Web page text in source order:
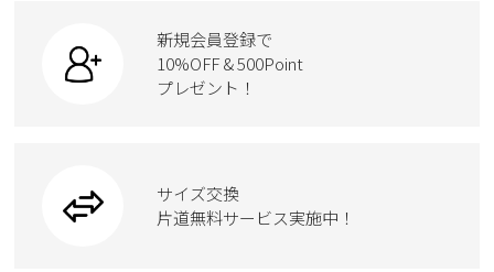
カジュアルシューズ
ワークシューズ
ウェア
ローファー
ブーツ
スクール
ボディバッグ
ハンドバッグ
トートバッグ
ケア用品
新規会員登録で
10%OFF & 500Point
プレゼント！
サイズ交換
片道無料サービス実施中！